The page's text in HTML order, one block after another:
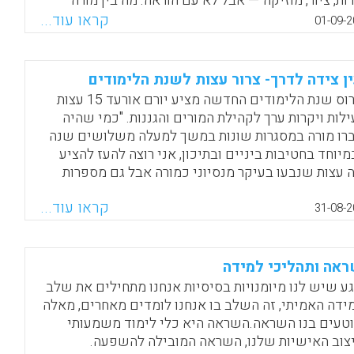
"להחזיק כיתה" ו"להעביר את החומר" ובין השראה?
הרפז).
WhatsApp
Facebook
Email
X
01-09- קראו עוד...
צידה לדרך- צרור עצות לשנת הלימודים
בפרוס שנת הלימודים החדשה מציע יורם אורעד 15 עצות
ויקרות ערך לקהילת המורים והגננות. "כמי שהיה
מורה במסגרות שונות במשך למעלה משלושים שנה
בחטיבות ביניים ובתיכון, אני רוצה להעז להציע
עצות שנבעו בעיקר מנסיוני כמורה אבל גם מספרות
לתפוס את העצות האלה ככללי ברזל. ממש לא. אני
שכל מורה יבחן אותן ויבדוק האם הן באמת טובות,
הן באמת מועילות, האם הן מתאימות לו, האם הן
לעבודתו" (יורם אורעד).
WhatsApp
Facebook
Email
X
31-08- קראו עוד...
ותהליכי למידה
שיש לנו מיומנויות בסיסיות אנחנו מתחילים את שלב
האמיתי, זה השלב בו אנחנו לומדים מאחרים, מאלה
בנו השראה.השראה היא כלי לימוד משמעותי
האישיות שלנו, השראה המובילה להשפעה.